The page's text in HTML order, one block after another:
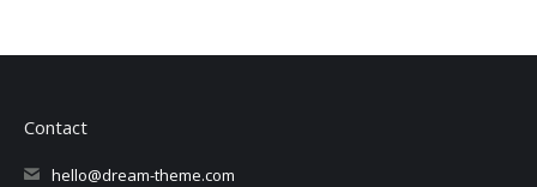
Contact
hello@dream-theme.com